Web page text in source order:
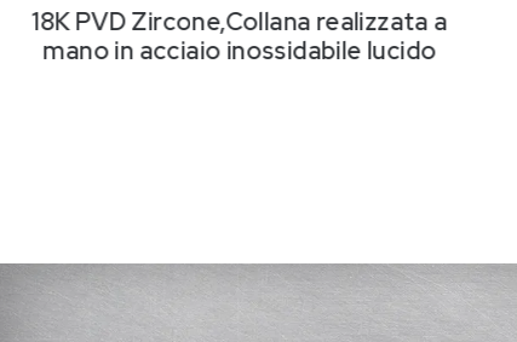
18K PVD Zircone,Collana realizzata a
mano in acciaio inossidabile lucido